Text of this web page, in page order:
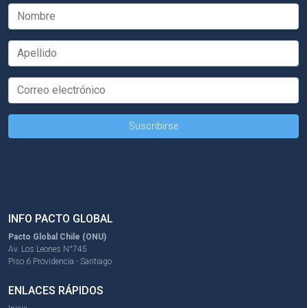
INFO PACTO GLOBAL
Pacto Global Chile (ONU)
Av. Los Leones N°745
Piso 6 Providencia - Santiago
ENLACES RÁPIDOS